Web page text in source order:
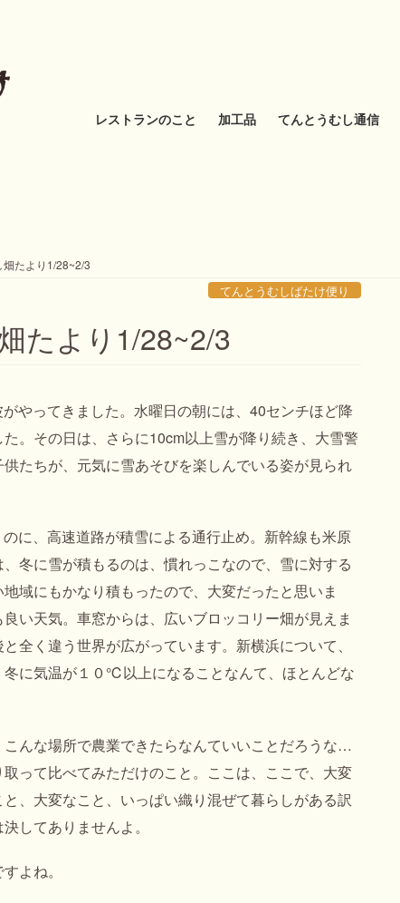
レストランのこと 加工品 てんとうむし通信
たより1/28~2/3
てんとうむしばたけ便り
たより1/28~2/3
やってきました。水曜日の朝には、40センチほど降
。その日は、さらに10cm以上雪が降り続き、大雪警
たちが、元気に雪あそびを楽しんでいる姿が見られ
に、高速道路が積雪による通行止め。新幹線も米原
冬に雪が積もるのは、慣れっこなので、雪に対する
域にもかなり積もったので、大変だったと思いま
い天気。車窓からは、広いブロッコリー畑が見えま
全く違う世界が広がっています。新横浜について、
に気温が１０℃以上になることなんて、ほとんどな
んな場所で農業できたらなんていいことだろうな…
って比べてみただけのこと。ここは、ここで、大変
、大変なこと、いっぱい織り混ぜて暮らしがある訳
してありませんよ。
よね。